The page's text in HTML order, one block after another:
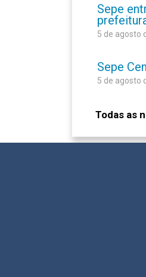
Sepe
5 de agosto
Sepe
5 de agosto
Todas as